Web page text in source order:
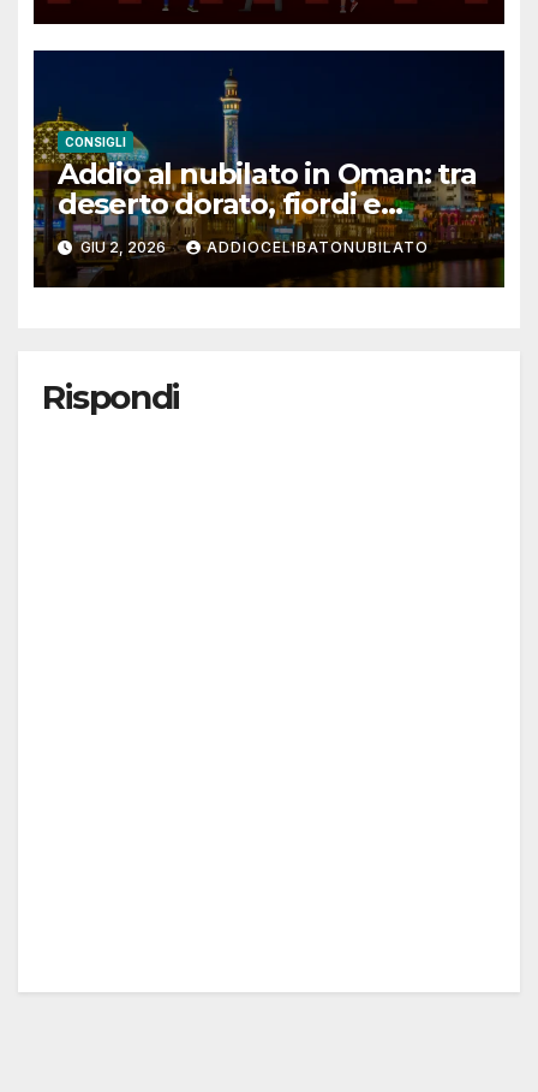
CONSIGLI
Addio al nubilato in Oman: tra
deserto dorato, fiordi e
cultura araba
GIU 2, 2026 ADDIOCELIBATONUBILATO
Rispondi